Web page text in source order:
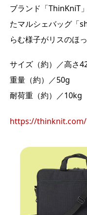
ブランド「ThinKniT
たマルシェバッグ「
らむ様子がリスのほ
サイズ（約）／高さ
重量（約）／50g
耐荷重（約）／10kg
https://thinknit.com/